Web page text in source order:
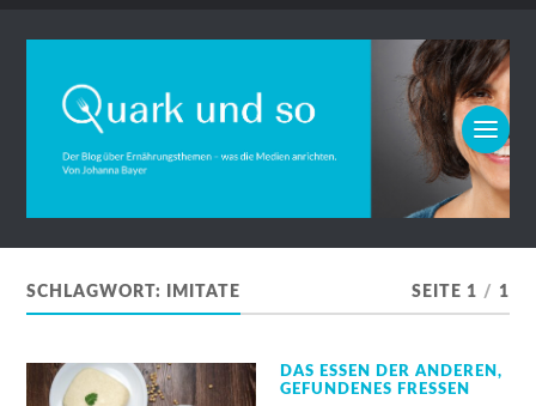
SCHLAGWORT: IMITATE SEITE 1 / 1
DAS ESSEN DER ANDEREN,
GEFUNDENES FRESSEN